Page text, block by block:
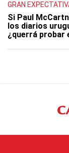
GRAN
Si Paul
los diarios
¿querrá probar